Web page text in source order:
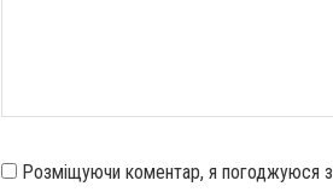
Розміщуючи коментар, я погоджуюся з